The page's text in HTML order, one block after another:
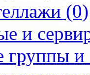
(0)
и
группы и